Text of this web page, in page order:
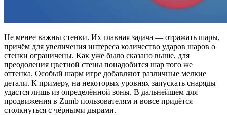
Не менее важны стенки. Их главная задача — отражать шары,
причём для увеличения интереса количество ударов шаров о
стенки ограничены. Как уже было сказано выше, для
преодоления цветной стены понадобится шар того же
оттенка. Особый шарм игре добавляют различные мелкие
детали. К примеру, на некоторых уровнях запускать снаряды
удастся лишь из определённой зоны. В дальнейшем для
продвижения в Zumb пользователям и вовсе придётся
столкнуться с чёрными дырами.